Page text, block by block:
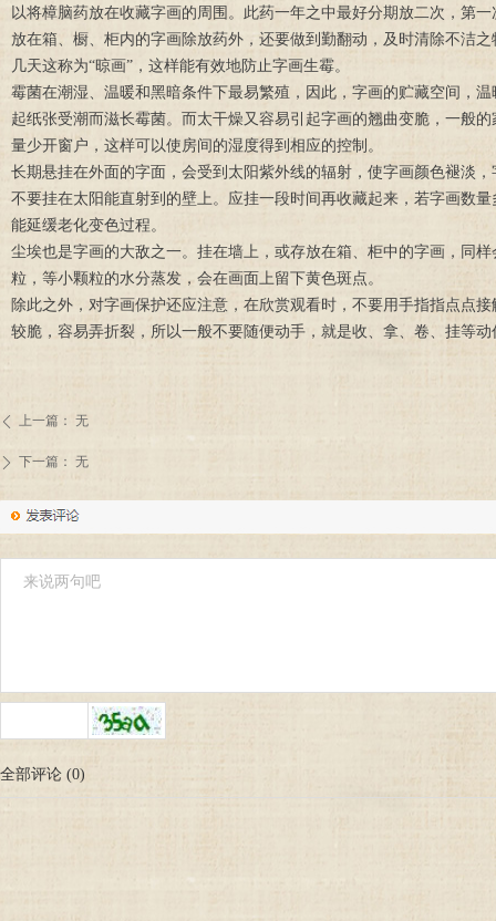
以将樟脑药放在收藏字画的周围。此药一年之中最好分期放二次，第
放在箱、橱、柜内的字画除放药外，还要做到勤翻动，及时清除不洁
几天这称为“晾画”，这样能有效地防止字画生霉。
霉菌在潮湿、温暖和黑暗条件下最易繁殖，因此，字画的贮藏空间
起纸张受潮而滋长霉菌。而太干燥又容易引起字画的翘曲变脆，一般
量少开窗户，这样可以使房间的湿度得到相应的控制。
长期悬挂在外面的字面，会受到太阳紫外线的辐射，使字画颜色褪淡
不要挂在太阳能直射到的壁上。应挂一段时间再收藏起来，若字画数
能延缓老化变色过程。
尘埃也是字画的大敌之一。挂在墙上，或存放在箱、柜中的字画，同
粒，等小颗粒的水分蒸发，会在画面上留下黄色斑点。
除此之外，对字画保护还应注意，在欣赏观看时，不要用手指指点点
较脆，容易弄折裂，所以一般不要随便动手，就是收、拿、卷、挂等
ꄴ 上一篇： 无
ꄲ 下一篇： 无
全部评论 (0)